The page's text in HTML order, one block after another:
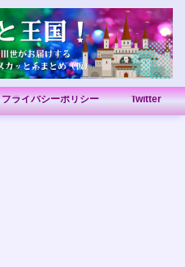
プライバシーポリシー Twitter